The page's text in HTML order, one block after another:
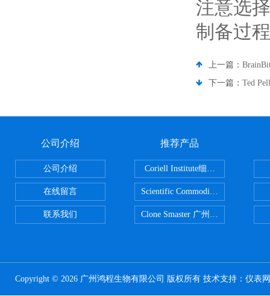
注意选
制备过
上一篇：
下一篇： Ted
公司介绍
公司介绍
在线留言
联系我们
推荐产品
Scientific CommoditiesPE管 广州
Clone Smaster 广州鸿程代理
Copyright © 2026 广州鸿程生物有限公司 版权所有 技术支持： 仪表网